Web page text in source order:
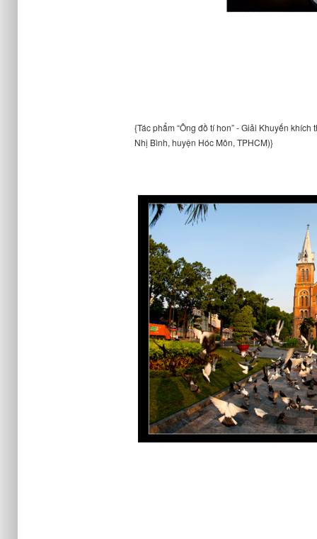
{Tác phẩm “Ông đồ tí hon” - Giải Khuyến
Nhị Bình, huyện Hóc Môn, TPHCM)}